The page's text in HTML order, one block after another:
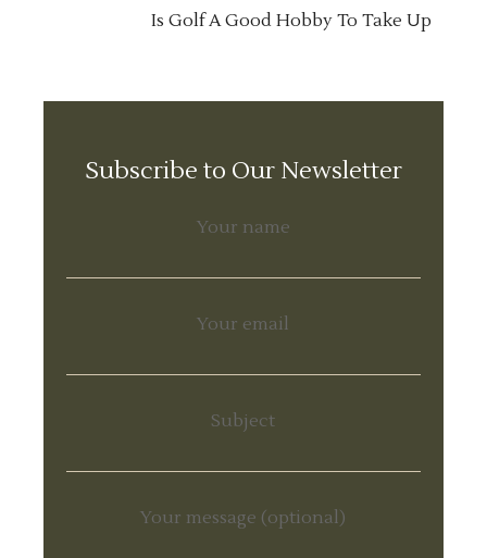
Is Golf A Good Hobby To Take Up
Subscribe to Our Newsletter
Your name
Your email
Subject
Your message (optional)